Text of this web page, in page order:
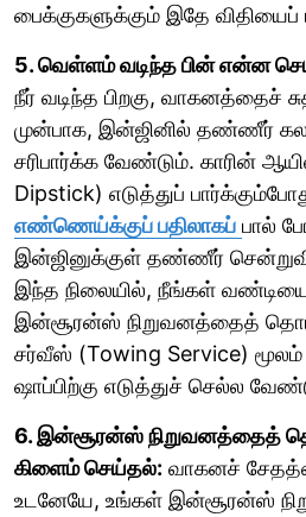
பைக்குகளுக்கும் இதே
5. வெள்ளம் வடிந்த பின் என்ன
நீர் வடிந்த பிறகு, வாகனத்தைச்
முன்பாக, இன்ஜினில் தண்ணீர்
சரிபார்க்க வேண்டும். காரின்
Dipstick) எடுத்துப்
எண்ணெய்க்குப் பதிலாகப் பால்
இன்ஜினுக்குள் தண்ணீர்
இந்த நிலையில், நீங்கள்
இன்சூரன்ஸ் நிறுவனத்தைத்
சர்வீஸ் (Towing Service)
ஷாப்பிற்கு எடுத்துச் செல்ல
6. இன்சூரன்ஸ் நிறுவனத்தைத்
கிளைம் செய்தல்: வாகனச்
உடனேயே, உங்கள் இன்சூரன்ஸ்